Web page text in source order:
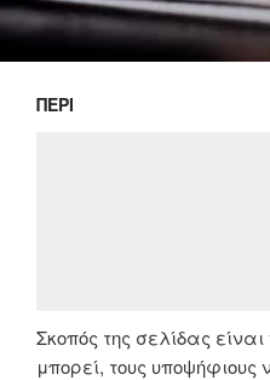
ΠΕΡΊ
Σκοπός της σελίδας
μπορεί, τους υποψήφιους